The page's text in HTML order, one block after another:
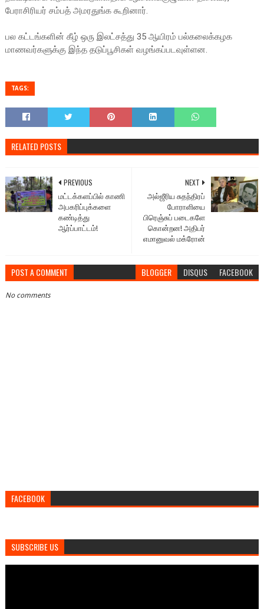
பேராசிரியர் சம்பத் அமரதுங்க கூறினார்.
பல கட்டங்களின் கீழ் ஒரு இலட்சத்து 35 ஆயிரம் பல்கலைக்கழக
மாணவர்களுக்கு இந்த தடுப்பூசிகள் வழங்கப்படவுள்ளன.
TAGS:
RELATED POSTS
NEXT
அல்ஜீரிய சுதந்திரப்
போராளியை
பிரெஞ்சுப் படைகளே
கொன்றன! அதிபர்
எமானுவல் மக்ரோன்
PREVIOUS
மட்டக்களப்பில் காணி
அபகரிப்புக்களை
கண்டித்து
ஆர்ப்பாட்டம்!
POST A COMMENT BLOGGER DISQUS FACEBOOK
No comments
FACEBOOK
SUBSCRIBE US